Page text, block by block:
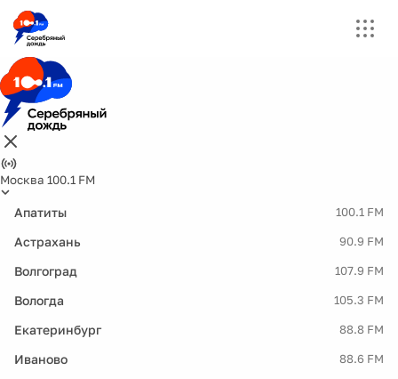
Москва 100.1 FM
Апатиты 100.1 FM
Астрахань 90.9 FM
Волгоград 107.9 FM
Вологда 105.3 FM
Екатеринбург 88.8 FM
Иваново 88.6 FM